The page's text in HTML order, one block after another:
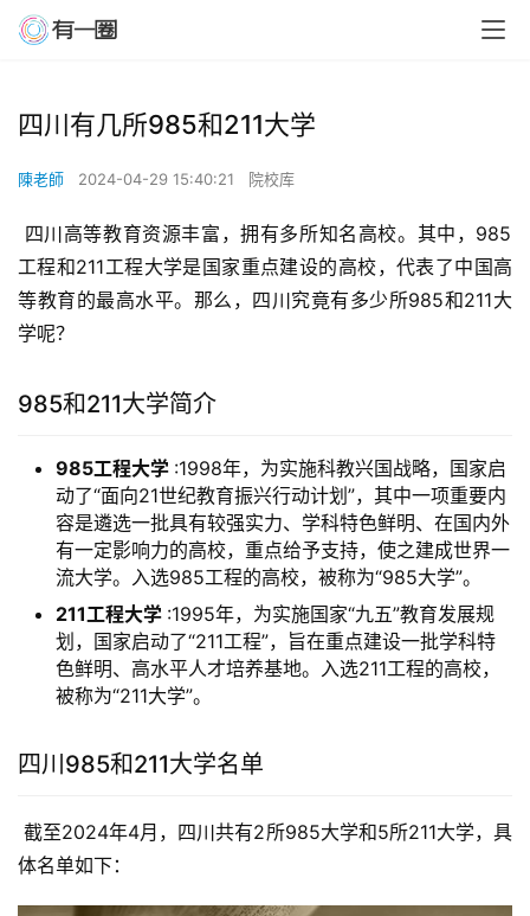
四川有几所985和211大学
陳老師 2024-04-29 15:40:21 院校库
工程和211工程大学是国家重点建设的高校，代表了中国高
等教育的最高水平。那么，四川究竟有多少所985和211大
学呢？
985和211大学简介
985工程大学 :1998年，为实施科教兴国战略，国家启
动了“面向21世纪教育振兴行动计划”，其中一项重要内
容是遴选一批具有较强实力、学科特色鲜明、在国内外
有一定影响力的高校，重点给予支持，使之建成世界一
流大学。入选985工程的高校，被称为“985大学”。
211工程大学 :1995年，为实施国家“九五”教育发展规
划，国家启动了“211工程”，旨在重点建设一批学科特
色鲜明、高水平人才培养基地。入选211工程的高校，
被称为“211大学”。
四川985和211大学名单
截至2024年4月，四川共有2所985大学和5所211大学，具
体名单如下：